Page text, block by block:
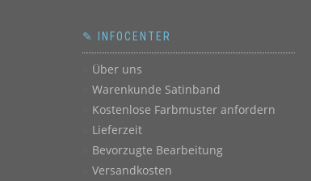
werden
✎ INFOCENTER
Über uns
Warenkunde Satinband
Kostenlose Farbmuster anfordern
Lieferzeit
Bevorzugte Bearbeitung
Versandkosten